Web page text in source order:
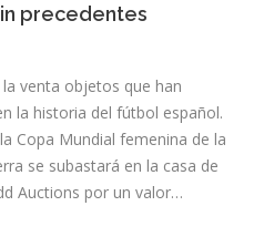
precedentes
venta objetos que han
la historia del fútbol español.
Copa Mundial femenina de la
se subastará en la casa de
Auctions por un valor…